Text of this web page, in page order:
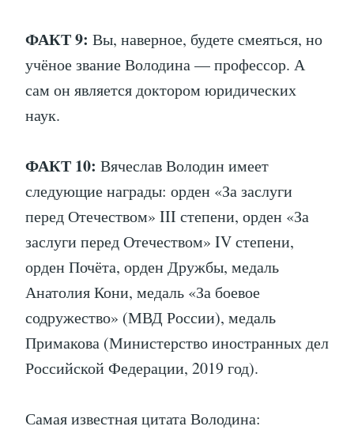
ФАКТ 9: Вы, наверное, будете смеяться, но
учёное звание Володина — профессор. А
сам он является доктором юридических
наук.
ФАКТ 10: Вячеслав Володин имеет
следующие награды: орден «За заслуги
перед Отечеством» III степени, орден «За
заслуги перед Отечеством» IV степени,
орден Почёта, орден Дружбы, медаль
Анатолия Кони, медаль «За боевое
содружество» (МВД России), медаль
Примакова (Министерство иностранных дел
Российской Федерации, 2019 год).
Самая известная цитата Володина: